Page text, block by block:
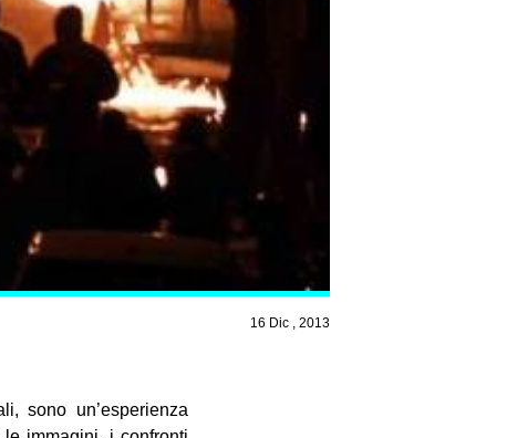
16 Dic , 2013
sono un’esperienza